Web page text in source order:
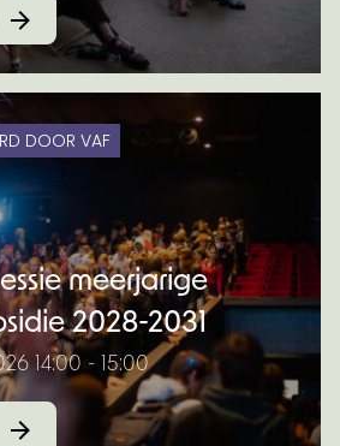
DOOR VAF
meerjarige
2028-2031
14:00 - 15:00